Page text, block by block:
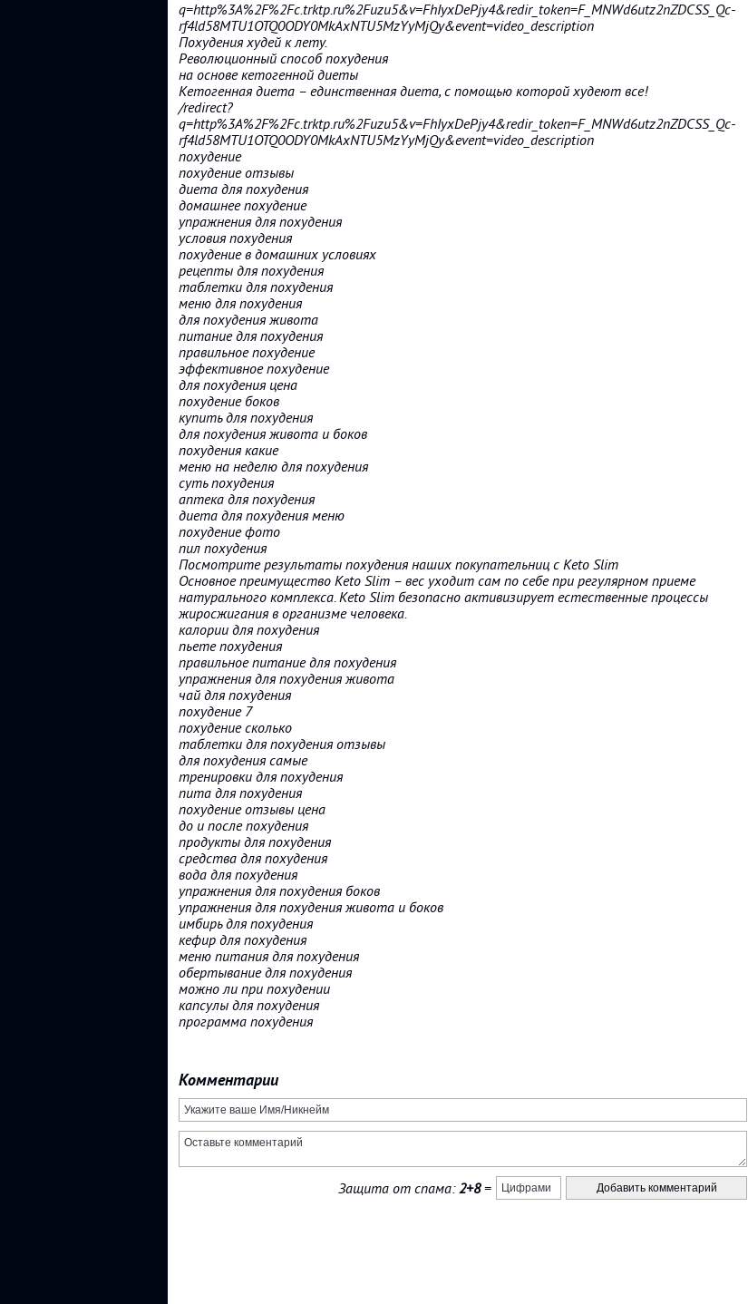
q=http%3A%2F%2Fc.trktp.ru%2Fuzu5&v=FhIyxDePjy4&redir_token=F_MNWd6utz2nZDCSS_Qc-
rf4ld58MTU1OTQ0ODY0MkAxNTU5MzYyMjQy&event=video_description
Похудения худей к лету.
Революционный способ похудения
на основе кетогенной диеты
Кетогенная диета – единственная диета, с помощью которой худеют все!
/redirect?
q=http%3A%2F%2Fc.trktp.ru%2Fuzu5&v=FhIyxDePjy4&redir_token=F_MNWd6utz2nZDCSS_Qc-
rf4ld58MTU1OTQ0ODY0MkAxNTU5MzYyMjQy&event=video_description
похудение
похудение отзывы
диета для похудения
домашнее похудение
упражнения для похудения
условия похудения
похудение в домашних условиях
рецепты для похудения
таблетки для похудения
меню для похудения
для похудения живота
питание для похудения
правильное похудение
эффективное похудение
для похудения цена
похудение боков
купить для похудения
для похудения живота и боков
похудения какие
меню на неделю для похудения
суть похудения
аптека для похудения
диета для похудения меню
похудение фото
пил похудения
Посмотрите результаты похудения наших покупательниц с Keto Slim
Основное преимущество Keto Slim – вес уходит сам по себе при регулярном приеме
натурального комплекса. Keto Slim безопасно активизирует естественные процессы
жиросжигания в организме человека.
калории для похудения
пьете похудения
правильное питание для похудения
упражнения для похудения живота
чай для похудения
похудение 7
похудение сколько
таблетки для похудения отзывы
для похудения самые
тренировки для похудения
пита для похудения
похудение отзывы цена
до и после похудения
продукты для похудения
средства для похудения
вода для похудения
упражнения для похудения боков
упражнения для похудения живота и боков
имбирь для похудения
кефир для похудения
меню питания для похудения
обертывание для похудения
можно ли при похудении
капсулы для похудения
программа похудения
Комментарии
Защита от спама:2+8=